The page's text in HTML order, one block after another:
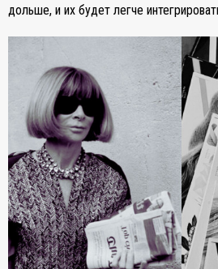
дольше, и их будет легче